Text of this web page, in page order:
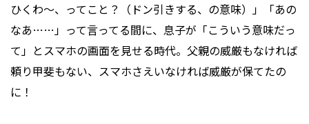
ひくわ～、ってこと？（ドン引きする、の意味）」「あの
なあ……」って言ってる間に、息子が「こういう意味だっ
て」とスマホの画面を見せる時代。父親の威厳もなければ
頼り甲斐もない、スマホさえいなければ威厳が保てたの
に！